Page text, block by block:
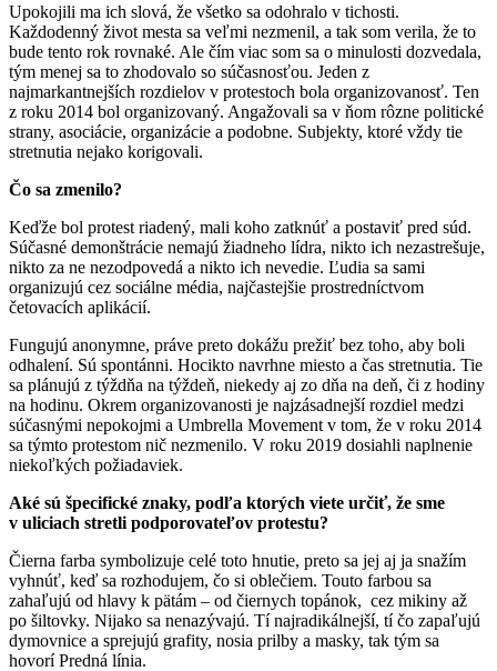
Upokojili ma ich slová, že všetko sa odohralo v tichosti.
Každodenný život mesta sa veľmi nezmenil, a tak som verila, že to
bude tento rok rovnaké. Ale čím viac som sa o minulosti dozvedala,
tým menej sa to zhodovalo so súčasnosťou. Jeden z
najmarkantnejších rozdielov v protestoch bola organizovanosť. Ten
z roku 2014 bol organizovaný. Angažovali sa v ňom rôzne politické
strany, asociácie, organizácie a podobne. Subjekty, ktoré vždy tie
stretnutia nejako korigovali.
Čo sa zmenilo?
Keďže bol protest riadený, mali koho zatknúť a postaviť pred súd.
Súčasné demonštrácie nemajú žiadneho lídra, nikto ich nezastrešuje,
nikto za ne nezodpovedá a nikto ich nevedie. Ľudia sa sami
organizujú cez sociálne média, najčastejšie prostredníctvom
četovacích aplikácií.
Fungujú anonymne, práve preto dokážu prežiť bez toho, aby boli
odhalení. Sú spontánni. Hocikto navrhne miesto a čas stretnutia. Tie
sa plánujú z týždňa na týždeň, niekedy aj zo dňa na deň, či z hodiny
na hodinu. Okrem organizovanosti je najzásadnejší rozdiel medzi
súčasnými nepokojmi a Umbrella Movement v tom, že v roku 2014
sa týmto protestom nič nezmenilo. V roku 2019 dosiahli naplnenie
niekoľkých požiadaviek.
Aké sú špecifické znaky, podľa ktorých viete určiť, že sme
v uliciach stretli podporovateľov protestu?
Čierna farba symbolizuje celé toto hnutie, preto sa jej aj ja snažím
vyhnúť, keď sa rozhodujem, čo si oblečiem. Touto farbou sa
zahaľujú od hlavy k pätám – od čiernych topánok, cez mikiny až
po šiltovky. Nijako sa nenazývajú. Tí najradikálnejší, tí čo zapaľujú
dymovnice a sprejujú grafity, nosia prilby a masky, tak tým sa
hovorí Predná línia.